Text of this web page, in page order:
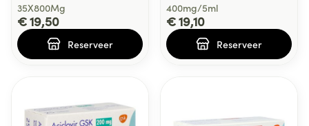
35X800Mg
€ 19,50
Reserveer
400mg/5ml
€ 19,10
Reserveer